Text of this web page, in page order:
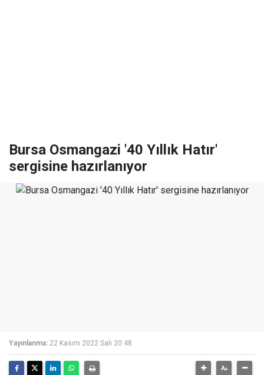
Bursa Osmangazi '40 Yıllık Hatır'
sergisine hazırlanıyor
Yayınlanma: 22 Kasım 2022 Salı 20:48